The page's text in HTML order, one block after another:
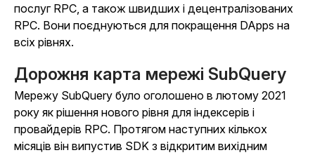
послуг RPC, а також швидших і децентралізованих
RPC. Вони поєднуються для покращення DApps на
всіх рівнях.
Дорожня карта мережі SubQuery
Мережу SubQuery було оголошено в лютому 2021
року як рішення нового рівня для індексерів і
провайдерів RPC. Протягом наступних кількох
місяців він випустив SDK з відкритим вихідним